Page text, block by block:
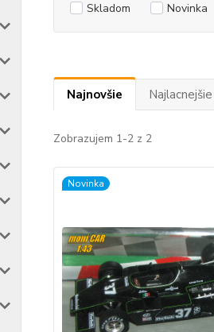
Skladom Novinka
Najnovšie Najlacnejšie
Zobrazujem 1-2 z 2
Novinka